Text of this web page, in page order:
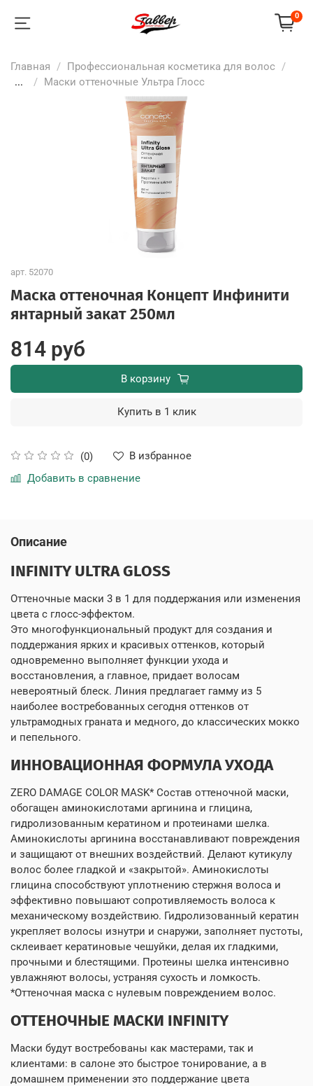
0
Главная
Профессиональная косметика для волос
...
Маски оттеночные Ультра Глосс
арт. 52070
Маска оттеночная Концепт Инфинити
янтарный закат 250мл
(0)
В избранное
Добавить в сравнение
814 руб
В корзину
Купить в 1 клик
Описание
INFINITY ULTRA GLOSS
Оттеночные маски 3 в 1 для поддержания или изменения
цвета с глосс-эффектом.
Это многофункциональный продукт для создания и
поддержания ярких и красивых оттенков, который
одновременно выполняет функции ухода и
восстановления, а главное, придает волосам
невероятный блеск. Линия предлагает гамму из 5
наиболее востребованных сегодня оттенков от
ультрамодных граната и медного, до классических мокко
и пепельного.
ИННОВАЦИОННАЯ ФОРМУЛА УХОДА
ZERO DAMAGE COLOR MASK* Состав оттеночной маски,
обогащен аминокислотами аргинина и глицина,
гидролизованным кератином и протеинами шелка.
Аминокислоты аргинина восстанавливают повреждения
и защищают от внешних воздействий. Делают кутикулу
волос более гладкой и «закрытой». Аминокислоты
глицина способствуют уплотнению стержня волоса и
эффективно повышают сопротивляемость волоса к
механическому воздействию. Гидролизованный кератин
укрепляет волосы изнутри и снаружи, заполняет пустоты,
склеивает кератиновые чешуйки, делая их гладкими,
прочными и блестящими. Протеины шелка интенсивно
увлажняют волосы, устраняя сухость и ломкость.
*Оттеночная маска с нулевым повреждением волос.
ОТТЕНОЧНЫЕ МАСКИ INFINITY
Маски будут востребованы как мастерами, так и
клиентами: в салоне это быстрое тонирование, а в
домашнем применении это поддержание цвета